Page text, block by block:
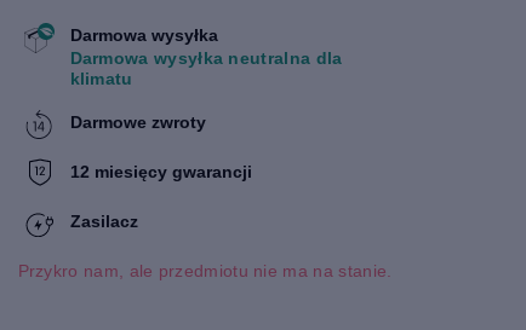
Darmowa wysyłka
Darmowa wysyłka neutralna dla
klimatu
Darmowe zwroty
12 miesięcy gwarancji
Zasilacz
Przykro nam, ale przedmiotu nie ma na stanie.